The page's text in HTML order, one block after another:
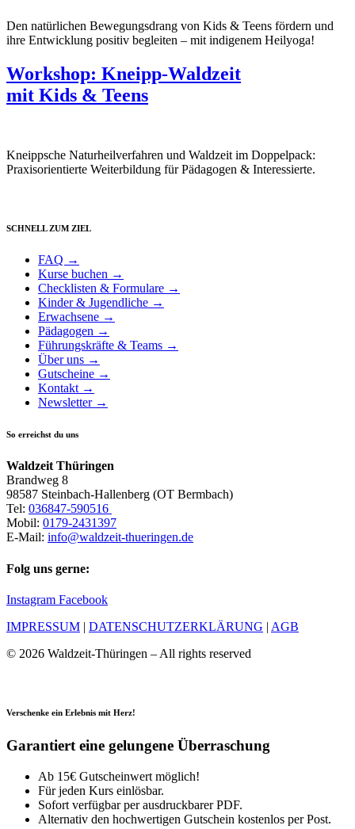
Den natürlichen Bewegungsdrang von Kids & Teens fördern und
ihre Entwicklung positiv begleiten – mit indigenem Heilyoga!
Workshop: Kneipp-Waldzeit
mit Kids & Teens
Kneippsche Naturheilverfahren und Waldzeit im Doppelpack:
Praxisorientierte Weiterbildung für Pädagogen & Interessierte.
SCHNELL ZUM ZIEL
FAQ →
Kurse buchen →
Checklisten & Formulare →
Kinder & Jugendliche →
Erwachsene →
Pädagogen →
Führungskräfte & Teams →
Über uns →
Gutscheine →
Kontakt →
Newsletter →
So erreichst du uns
Waldzeit Thüringen
Brandweg 8
98587 Steinbach-Hallenberg (OT Bermbach)
Tel: 036847-590516
Mobil: 0179-2431397
E-Mail: info@waldzeit-thueringen.de
Folg uns gerne:
Instagram Facebook
IMPRESSUM | DATENSCHUTZERKLÄRUNG | AGB
© 2026 Waldzeit-Thüringen – All rights reserved
Verschenke ein Erlebnis mit Herz!
Garantiert eine gelungene Überraschung
Ab 15€ Gutscheinwert möglich!
Für jeden Kurs einlösbar.
Sofort verfügbar per ausdruckbarer PDF.
Alternativ den hochwertigen Gutschein kostenlos per Post.